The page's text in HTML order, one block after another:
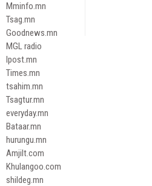
Mminfo.mn
Tsag.mn
Goodnews.mn
MGL radio
Ipost.mn
Times.mn
tsahim.mn
Tsagtur.mn
everyday.mn
Bataar.mn
hurungu.mn
Amjilt.com
Khulangoo.com
shildeg.mn